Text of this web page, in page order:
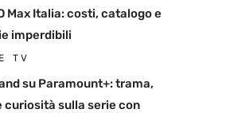
Max Italia: costi, catalogo e
imperdibili
TV
su Paramount+: trama,
curiosità sulla serie con